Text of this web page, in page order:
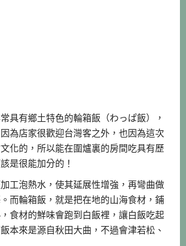
具有鄉土特色的輪箱飯（わっぱ飯），
為店家很歡迎台灣客之外，也因為這次
化的，所以能在圍爐裏的房間吃具有歷
是很能加分的！
工泡熱水，使其延展性增強，再彎曲做
而輪箱飯，就是把在地的山海食材，鋪
食材的鮮味會跑到白飯裡，讓白飯吃起
本來是源自秋田大曲，不過會津若松、